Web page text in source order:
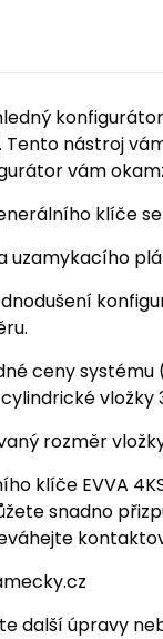
Tento nástroj
vám
klíče
uzamykacího
ceny
rozměr
klíče EVVA
snadno
další úpravy